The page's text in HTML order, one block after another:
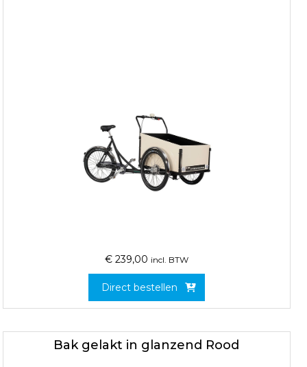
€ 239,00 incl. BTW
Direct bestellen
Bak gelakt in glanzend Rood